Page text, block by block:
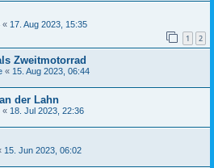
« 17. Aug 2023, 15:35
1 2
Zweitmotorrad
« 15. Aug 2023, 06:44
der Lahn
« 18. Jul 2023, 22:36
15. Jun 2023, 06:02